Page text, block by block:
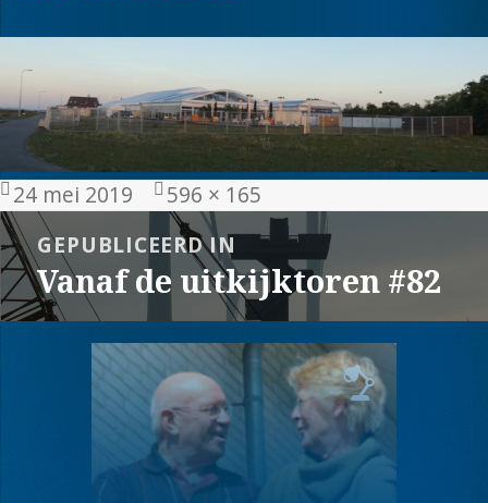
Geplaatst
op
24 mei 2019
Volledige
grootte
596 × 165
Bericht
navigatieGEPUBLICEERD IN
Vanaf de uitkijktoren #82